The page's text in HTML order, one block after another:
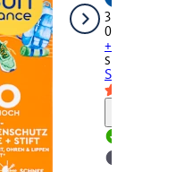
3,95 €
0,1 l (39,50
+ 1 altra
sundance
SPF30, 100